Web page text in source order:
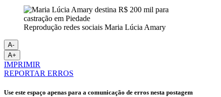
Reprodução redes sociais Maria Lúcia Amary
A-
A+
IMPRIMIR
REPORTAR ERROS
Use este espaço apenas para a comunicação de erros nesta postagem